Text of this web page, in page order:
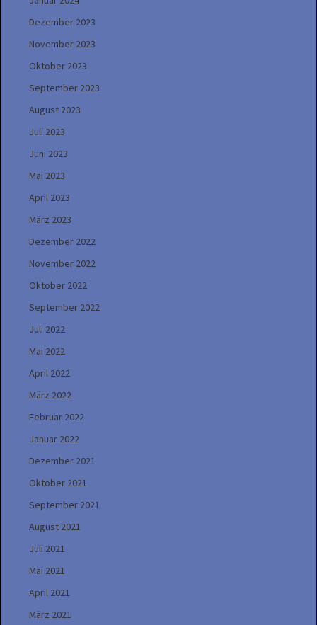
Dezember 2023
November 2023
Oktober 2023
September 2023
August 2023
Juli 2023
Juni 2023
Mai 2023
April 2023
März 2023
Dezember 2022
November 2022
Oktober 2022
September 2022
Juli 2022
Mai 2022
April 2022
März 2022
Februar 2022
Januar 2022
Dezember 2021
Oktober 2021
September 2021
August 2021
Juli 2021
Mai 2021
April 2021
März 2021